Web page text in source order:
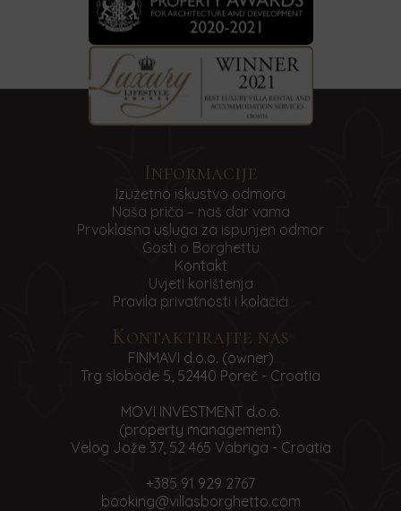
Informacije
Izuzetno iskustvo odmora
Naša priča – naš dar vama
Prvoklasna usluga za ispunjen odmor
Gosti o Borghettu
Kontakt
Uvjeti korištenja
Pravila privatnosti i kolačići
Kontaktirajte nas
FINMAVI d.o.o. (owner)
Trg slobode 5, 52440 Poreč - Croatia
MOVI INVESTMENT d.o.o.
(property management)
Velog Jože 37, 52 465 Vabriga - Croatia
+385 91 929 2767
booking@villasborghetto.com